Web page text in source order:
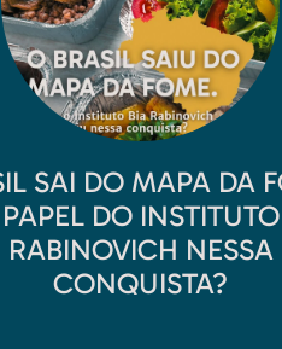
SAI DO MAPA DA
DO
RABINOVICH NESSA
CONQUISTA?